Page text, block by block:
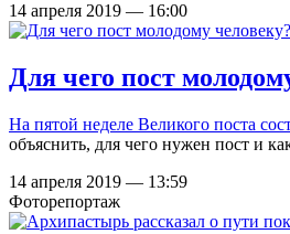
14 апреля 2019 — 16:00
Для чего пост
На пятой неделе Великого поста
объяснить, для чего нужен пост и
14 апреля 2019 — 13:59
Фоторепортаж